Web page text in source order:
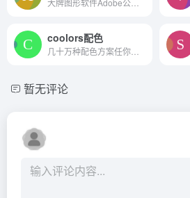
coolors配色
暂无评论